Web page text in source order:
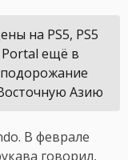
на PS5, PS5
Portal ещё в
Азию
В феврале
говорил,